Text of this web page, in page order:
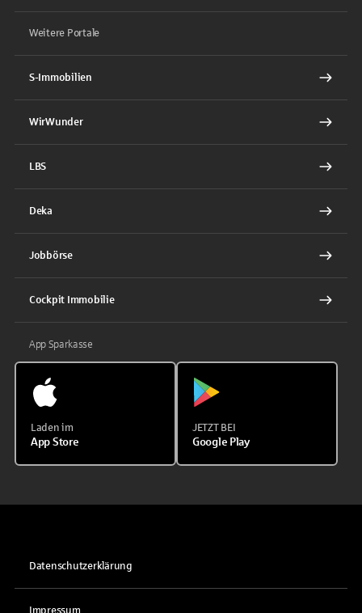
Weitere Portale
S-Immobilien
WirWunder
LBS
Deka
Jobbörse
Cockpit Immobilie
App Sparkasse
Laden im
App Store
JETZT BEI
Google Play
Datenschutzerklärung
Impressum